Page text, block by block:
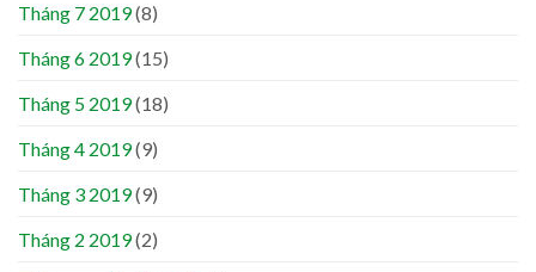
Tháng 7 2019(8)
Tháng 6 2019(15)
Tháng 5 2019(18)
Tháng 4 2019(9)
Tháng 3 2019(9)
Tháng 2 2019(2)